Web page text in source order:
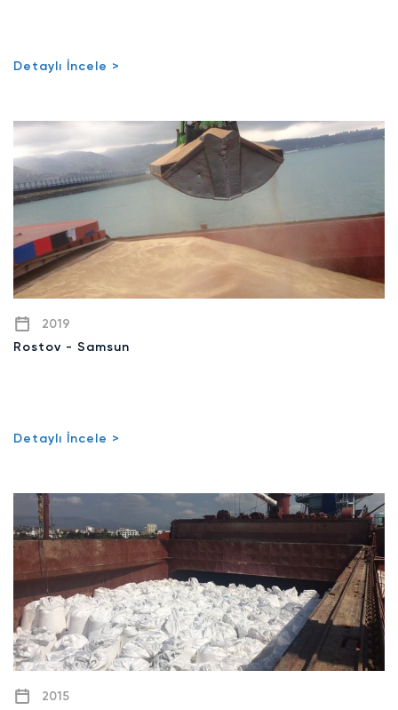
Detaylı İncele >
2019
Rostov - Samsun
Detaylı İncele >
2015